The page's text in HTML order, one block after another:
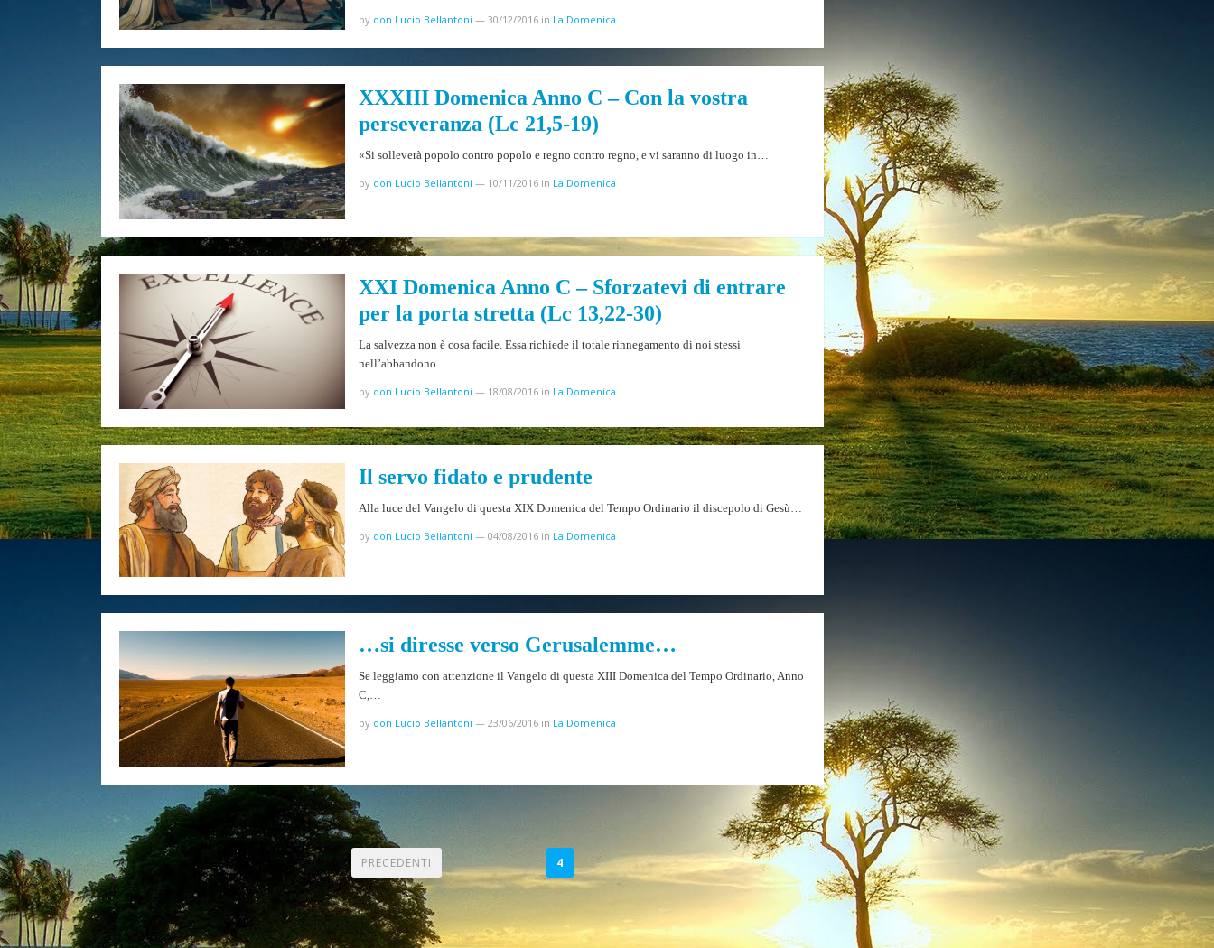
by don Lucio Bellantoni — 30/12/2016 in La Domenica
XXXIII Domenica Anno C – Con la vostra
perseveranza (Lc 21,5-19)
«Si solleverà popolo contro popolo e regno contro regno, e vi saranno di luogo in…
by don Lucio Bellantoni — 10/11/2016 in La Domenica
XXI Domenica Anno C – Sforzatevi di entrare
per la porta stretta (Lc 13,22-30)
La salvezza non è cosa facile. Essa richiede il totale rinnegamento di noi stessi
nell’abbandono…
by don Lucio Bellantoni — 18/08/2016 in La Domenica
Il servo fidato e prudente
Alla luce del Vangelo di questa XIX Domenica del Tempo Ordinario il discepolo di Gesù…
by don Lucio Bellantoni — 04/08/2016 in La Domenica
…si diresse verso Gerusalemme…
Se leggiamo con attenzione il Vangelo di questa XIII Domenica del Tempo Ordinario, Anno
C,…
by don Lucio Bellantoni — 23/06/2016 in La Domenica
PAGINAZIONE
DEGLI
ARTICOLI
PRECEDENTI 1 … 4